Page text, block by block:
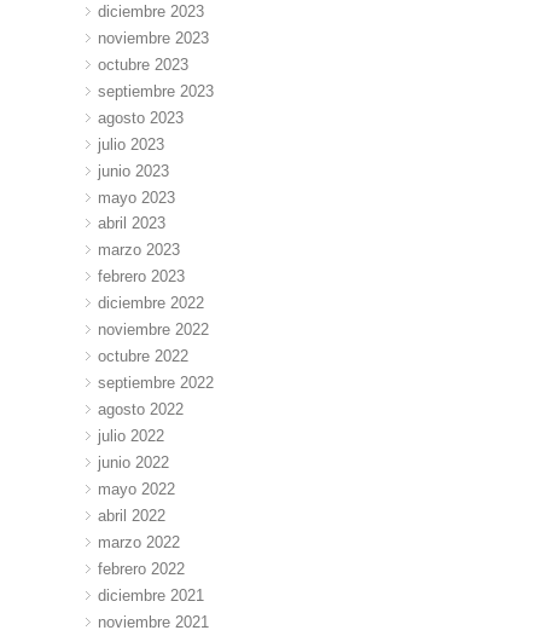
diciembre 2023
noviembre 2023
octubre 2023
septiembre 2023
agosto 2023
julio 2023
junio 2023
mayo 2023
abril 2023
marzo 2023
febrero 2023
diciembre 2022
noviembre 2022
octubre 2022
septiembre 2022
agosto 2022
julio 2022
junio 2022
mayo 2022
abril 2022
marzo 2022
febrero 2022
diciembre 2021
noviembre 2021